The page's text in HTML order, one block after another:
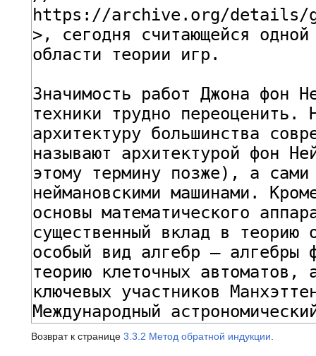
Возврат к странице 3.3.2 Метод обратной индукции